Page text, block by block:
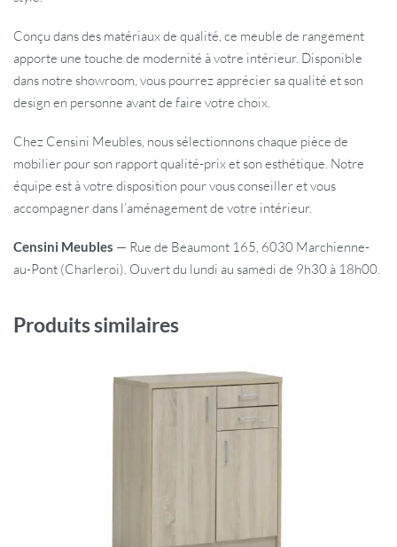
Conçu dans des matériaux de qualité, ce meuble de rangement
apporte une touche de modernité à votre intérieur. Disponible
dans notre showroom, vous pourrez apprécier sa qualité et son
design en personne avant de faire votre choix.
Chez Censini Meubles, nous sélectionnons chaque pièce de
mobilier pour son rapport qualité-prix et son esthétique. Notre
équipe est à votre disposition pour vous conseiller et vous
accompagner dans l’aménagement de votre intérieur.
Censini Meubles — Rue de Beaumont 165, 6030 Marchienne-
au-Pont (Charleroi). Ouvert du lundi au samedi de 9h30 à 18h00.
Produits similaires